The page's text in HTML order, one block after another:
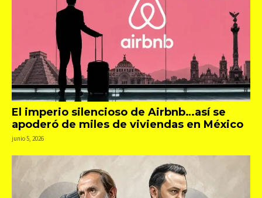
El imperio silencioso de Airbnb…así se
apoderó de miles de viviendas en México
junio 5, 2026